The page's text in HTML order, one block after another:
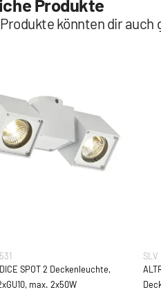
Produkte
könnten dir auch
SPOT 2 Deckenleuchte,
max. 2x50W
SLV